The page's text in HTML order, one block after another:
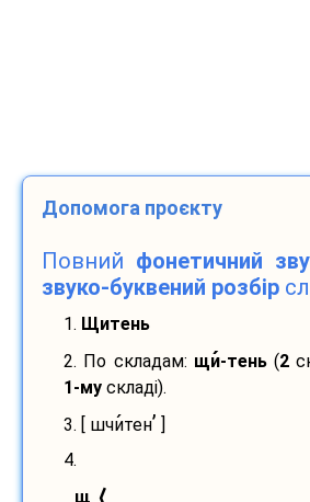
Допомога проєкту
Повний фонетичний
звуко-буквений розбір
1. Щитень
2. По складам: щи-тень(2
1-му складі).
3. [ шчитен’
4.
щ